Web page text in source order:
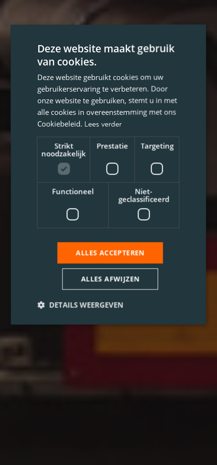
Deze website maakt gebruik
van cookies.
Deze website gebruikt cookies om uw
gebruikerservaring te verbeteren. Door
onze website te gebruiken, stemt u in met
alle cookies in overeenstemming met ons
Cookiebeleid. Lees verder
Strikt
noodzakelijk
Prestatie Targeting
Functioneel
Niet-
geclassificeerd
ALLES ACCEPTEREN
ALLES AFWIJZEN
DETAILS WEERGEVEN